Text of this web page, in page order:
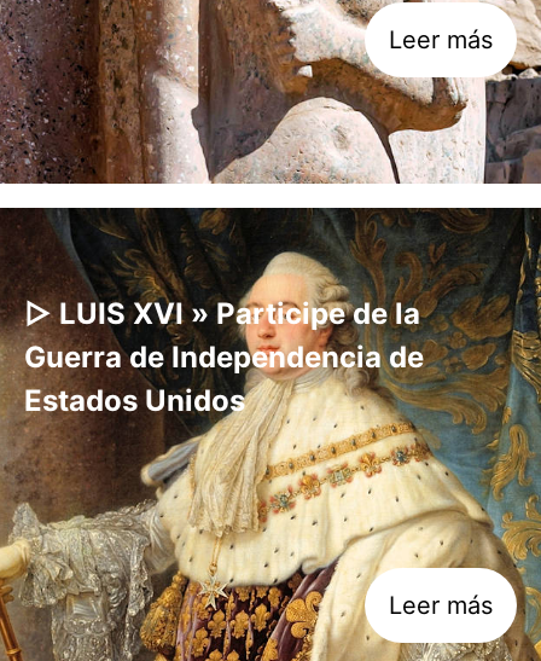
Leer más
▷ LUIS XVI » Participe de la
Guerra de Independencia de
Estados Unidos
Leer más